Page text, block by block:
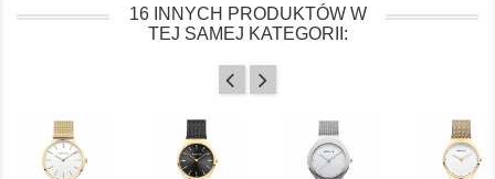
16 INNYCH PRODUKTÓW W
TEJ SAMEJ KATEGORII: